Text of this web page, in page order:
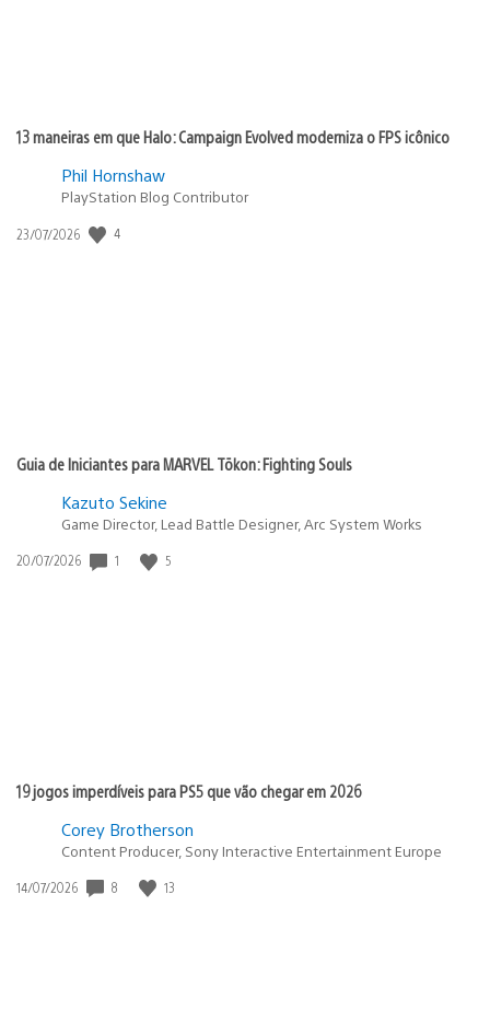
13 maneiras em que Halo: Campaign Evolved moderniza o FPS icônico
Phil Hornshaw
PlayStation Blog Contributor
Data
23/07/2026 4
Guia de Iniciantes para MARVEL Tōkon: Fighting Souls
Kazuto Sekine
Game Director, Lead Battle Designer, Arc System Works
Data
20/07/2026 1 5
19 jogos imperdíveis para PS5 que vão chegar em 2026
Corey Brotherson
Content Producer, Sony Interactive Entertainment Europe
Data
14/07/2026 8 13